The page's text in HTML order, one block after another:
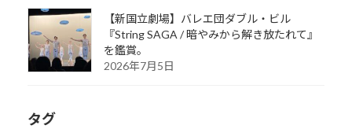
【新国立劇場】バレエ団ダブル・ビル
『String SAGA / 暗やみから解き放たれて』
を鑑賞。
2026年7月5日
タグ